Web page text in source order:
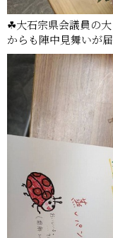
☘大石宗県会議員の
からも陣中見舞いが届